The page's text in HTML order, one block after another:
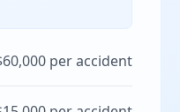
per accident